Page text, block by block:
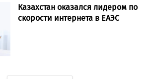
Казахстан оказался лидером по
скорости интернета в ЕАЭС